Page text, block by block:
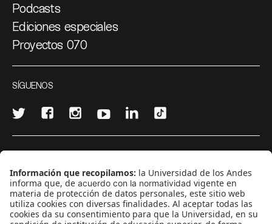
Podcasts
Ediciones especiales
Proyectos 070
SÍGUENOS
CONTÁCTANOS
cerosetenta@uniandes.edu.co